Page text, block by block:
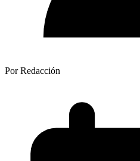
Por Redacción